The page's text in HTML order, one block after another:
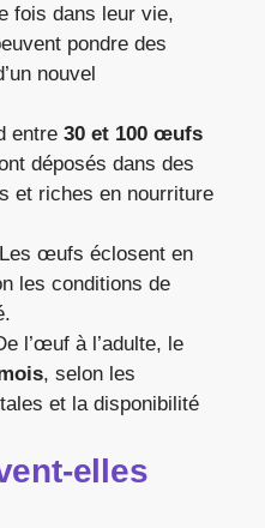
fois dans leur vie,
pondre des
nouvel
entre 30 et 100 œufs
déposés dans des
et riches en nourriture
œufs éclosent en
les conditions de
l’œuf à l’adulte, le
, selon les
et la disponibilité
elles